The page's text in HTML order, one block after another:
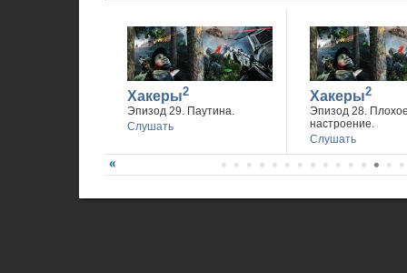
Хакеры2
Эпизод 29. Паутина.
Слушать
Хакеры2
Эпизод 28.
настроение.
Слушать